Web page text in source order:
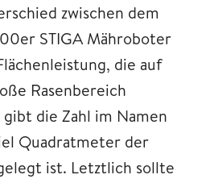
zwischen dem
STIGA Mähroboter
die auf
Rasenbereich
die Zahl im Namen
Quadratmeter der
ist. Letztlich sollte